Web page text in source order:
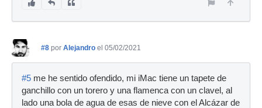
#8 por Alejandro el 05/02/2021
#5 me he sentido ofendido, mi iMac tiene un tapete de
ganchillo con un torero y una flamenca con un clavel, al
lado una bola de agua de esas de nieve con el Alcázar de